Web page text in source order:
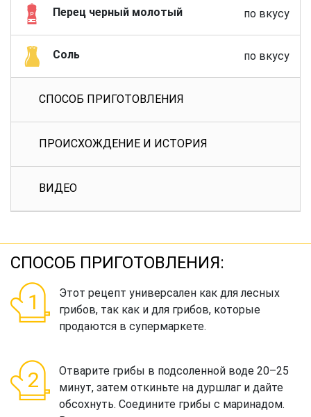
Перец черный молотый по вкусу
Соль по вкусу
СПОСОБ ПРИГОТОВЛЕНИЯ
ПРОИСХОЖДЕНИЕ И ИСТОРИЯ
ВИДЕО
СПОСОБ ПРИГОТОВЛЕНИЯ:
Этот рецепт универсален как для лесных
грибов, так как и для грибов, которые
продаются в супермаркете.
Отварите грибы в подсоленной воде 20–25
минут, затем откиньте на дуршлаг и дайте
обсохнуть. Соедините грибы с маринадом.